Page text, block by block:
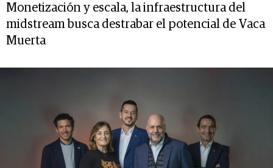
Monetización y escala, la infraestructura del
midstream busca destrabar el potencial de Vaca
Muerta